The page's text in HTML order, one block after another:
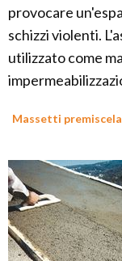
provocare
schizzi violenti.
utilizzato come
Massetti